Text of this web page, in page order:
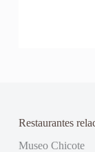
Restaurantes
Museo Chicote